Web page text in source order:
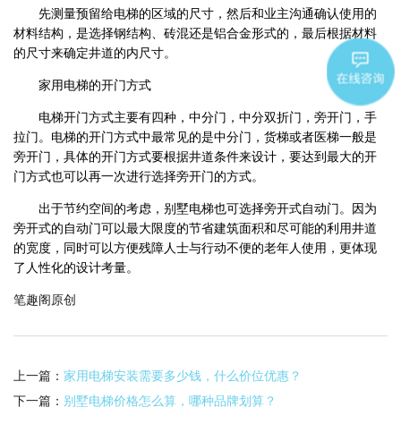
先测量预留给电梯的区域的尺寸，然后和业主沟通确认使用的
材料结构，是选择钢结构、砖混还是铝合金形式的，最后根据材料
的尺寸来确定井道的内尺寸。
家用电梯的开门方式
电梯开门方式主要有四种，中分门，中分双折门，旁开门，手
拉门。电梯的开门方式中最常见的是中分门，货梯或者医梯一般是
旁开门，具体的开门方式要根据井道条件来设计，要达到最大的开
门方式也可以再一次进行选择旁开门的方式。
出于节约空间的考虑，别墅电梯也可选择旁开式自动门。因为
旁开式的自动门可以最大限度的节省建筑面积和尽可能的利用井道
的宽度，同时可以方便残障人士与行动不便的老年人使用，更体现
了人性化的设计考量。
笔趣阁原创
上一篇： 家用电梯安装需要多少钱，什么价位优惠？
下一篇： 别墅电梯价格怎么算，哪种品牌划算？